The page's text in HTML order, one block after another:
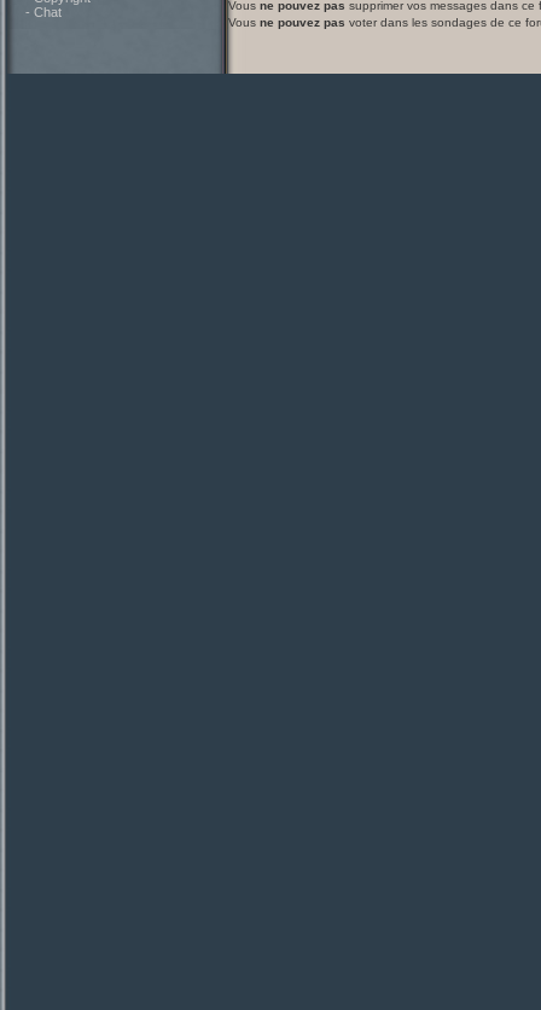
- Chat
Vous ne pouvez pas supprimer vos messages dans ce
Vous ne pouvez pas voter dans les sondages de ce